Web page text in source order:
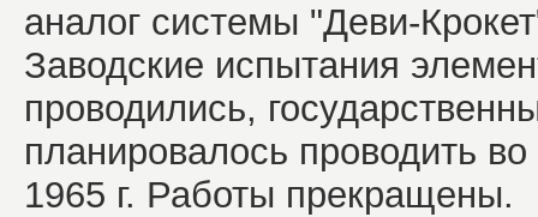
аналог системы "Деви-
Заводские испытания
проводились,
планировалось проводить
1965 г. Работы прекращены.